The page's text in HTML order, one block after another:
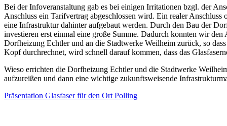
Bei der Infoveranstaltung gab es bei einigen Irritationen bzgl. der
Anschluss ein Tarifvertrag abgeschlossen wird. Ein realer Anschluss
eine Infrastruktur dahinter aufgebaut werden. Durch den Bau der
investieren erst einmal eine große Summe. Dadurch konnten wir
Dorfheizung Echtler und an die Stadtwerke Weilheim zurück, so
Kopf durchrechnet, wird schnell darauf kommen, dass das
Wieso errichten die Dorfheizung Echtler und die Stadtwerke
aufzureißen und dann eine wichtige zukunftsweisende
Präsentation Glasfaser für den Ort Polling